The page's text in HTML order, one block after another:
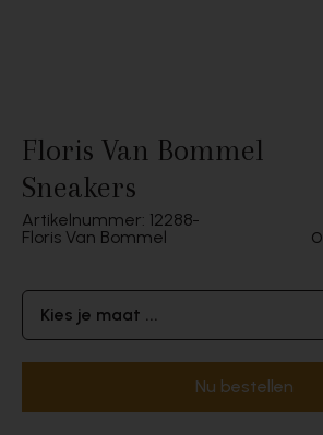
Floris Van Bommel
Sneakers
Artikelnummer: 12288
Floris Van Bommel
Kies je maat ...
Nu bestellen